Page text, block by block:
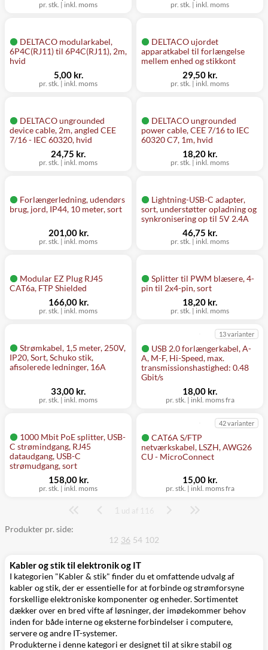
pr. stk. | inkl. moms pr. stk. | inkl. moms
DELTACO modularkabel,
6P4C(RJ11) til 6P4C(RJ11), 2m,
hvid
pr. stk. | inkl. moms
5,00 kr.
DELTACO ujordet
apparatkabel til forlængelse
mellem enhed og stikkont
pr. stk. | inkl. moms
29,50 kr.
DELTACO ungrounded
device cable, 2m, angled CEE
7/16 - IEC 60320, hvid
pr. stk. | inkl. moms
24,75 kr.
DELTACO ungrounded
power cable, CEE 7/16 to IEC
60320 C7, 1m, hvid
pr. stk. | inkl. moms
18,20 kr.
Forlængerledning, udendørs
brug, jord, IP44, 10 meter, sort
pr. stk. | inkl. moms
201,00 kr.
Lightning-USB-C adapter,
sort, understøtter opladning og
synkronisering op til 5V 2.4A
pr. stk. | inkl. moms
46,75 kr.
Modular EZ Plug RJ45
CAT6a, FTP Shielded
pr. stk. | inkl. moms
166,00 kr.
Splitter til PWM blæsere, 4-
pin til 2x4-pin, sort
pr. stk. | inkl. moms
18,20 kr.
Strømkabel, 1,5 meter, 250V,
IP20, Sort, Schuko stik,
afisolerede ledninger, 16A
pr. stk. | inkl. moms
33,00 kr.
USB 2.0 forlængerkabel, A-
A, M-F, Hi-Speed, max.
transmissionshastighed: 0.48
Gbit/s
13 varianter
pr. stk. | inkl. moms fra
18,00 kr.
1000 Mbit PoE splitter, USB-
C strømindgang, RJ45
dataudgang, USB-C
strømudgang, sort
pr. stk. | inkl. moms
158,00 kr.
CAT6A S/FTP
netværkskabel, LSZH, AWG26
CU - MicroConnect
42 varianter
pr. stk. | inkl. moms fra
15,00 kr.
Side
1 ud af 116
Produkter pr. side:
12 36 54 102
Kabler og stik til elektronik og IT
I kategorien "Kabler & stik" finder du et omfattende udvalg af
kabler og stik, der er essentielle for at forbinde og strømforsyne
forskellige elektroniske komponenter og enheder. Sortimentet
dækker over en bred vifte af løsninger, der imødekommer behov
inden for både interne og eksterne forbindelser i computere,
servere og andre IT-systemer.
Produkterne i denne kategori er designet til at sikre stabil og